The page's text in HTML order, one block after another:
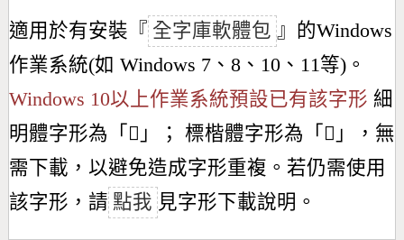
適用於有安裝『 全字庫軟體包 』的Windows
作業系統(如 Windows 7、8、10、11等)。
Windows 10以上作業系統預設已有該字形 細
明體字形為「 𣉜 」； 標楷體字形為「 𣉜 」，無
需下載，以避免造成字形重複。若仍需使用
該字形，請 點我 見字形下載說明。